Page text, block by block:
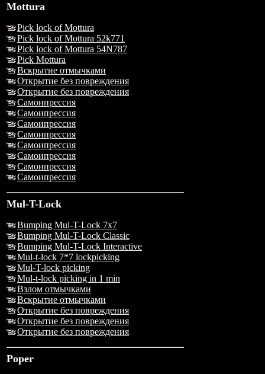
Mottura
Pick lock of Mottura
Pick lock of Mottura 52k771
Pick lock of Mottura 54N787
Pick Mottura
Вскрытие отмычками
Открытие без повреждения
Открытие без повреждения
Самоипрессия
Самоипрессия
Самоипрессия
Самоипрессия
Самоипрессия
Самоипрессия
Самоипрессия
Самоипрессия
Mul-T-Lock
Bumping Mul-T-Lock 7x7
Bumping Mul-T-Lock Classic
Bumping Mul-T-Lock Interactive
Mul-t-lock 7*7 lockpicking
Mul-T-lock picking
Mul-t-lock picking in 1 min
Взлом отмычками
Вскрытие отмычками
Открытие без повреждения
Открытие без повреждения
Открытие без повреждения
Poper